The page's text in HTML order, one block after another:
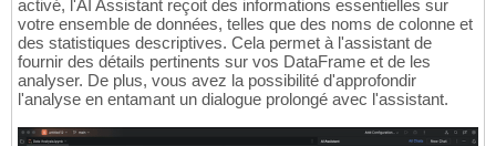
activé, l'AI Assistant reçoit des informations essentielles sur
votre ensemble de données, telles que des noms de colonne et
des statistiques descriptives. Cela permet à l'assistant de
fournir des détails pertinents sur vos DataFrame et de les
analyser. De plus, vous avez la possibilité d'approfondir
l'analyse en entamant un dialogue prolongé avec l'assistant.